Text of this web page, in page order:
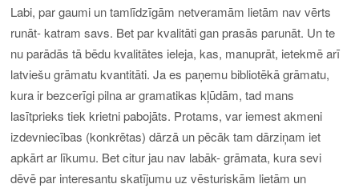
Labi, par gaumi un tamlīdzīgām netveramām lietām nav vērts
runāt- katram savs. Bet par kvalitāti gan prasās parunāt. Un te
nu parādās tā bēdu kvalitātes ieleja, kas, manuprāt, ietekmē arī
latviešu grāmatu kvantitāti. Ja es paņemu bibliotēkā grāmatu,
kura ir bezcerīgi pilna ar gramatikas kļūdām, tad mans
lasītprieks tiek krietni pabojāts. Protams, var iemest akmeni
izdevniecības (konkrētas) dārzā un pēcāk tam dārziņam iet
apkārt ar līkumu. Bet citur jau nav labāk- grāmata, kura sevi
dēvē par interesantu skatījumu uz vēsturiskām lietām un